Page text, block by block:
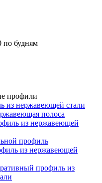
по будням
профили
из нержавеющей стали
полоса
из нержавеющей
профиль
из нержавеющей
профиль из